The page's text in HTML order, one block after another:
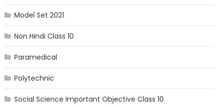
Model Set 2021
Non Hindi Class 10
Paramedical
Polytechnic
Social Science Important Objective Class 10